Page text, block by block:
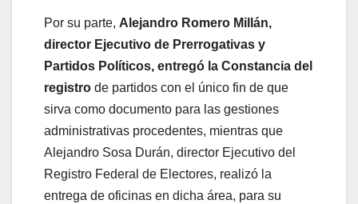
Por su parte, Alejandro Romero Millán,
director Ejecutivo de Prerrogativas y
Partidos Políticos, entregó la Constancia del
registro de partidos con el único fin de que
sirva como documento para las gestiones
administrativas procedentes, mientras que
Alejandro Sosa Durán, director Ejecutivo del
Registro Federal de Electores, realizó la
entrega de oficinas en dicha área, para su